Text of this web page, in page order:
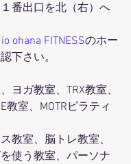
番出口を北（右）へ
ohana FITNESSのホー
下さい。
ヨガ教室、TRX教室、
教室、MOTRピラティ
教室、脳トレ教室、
使う教室、パーソナ